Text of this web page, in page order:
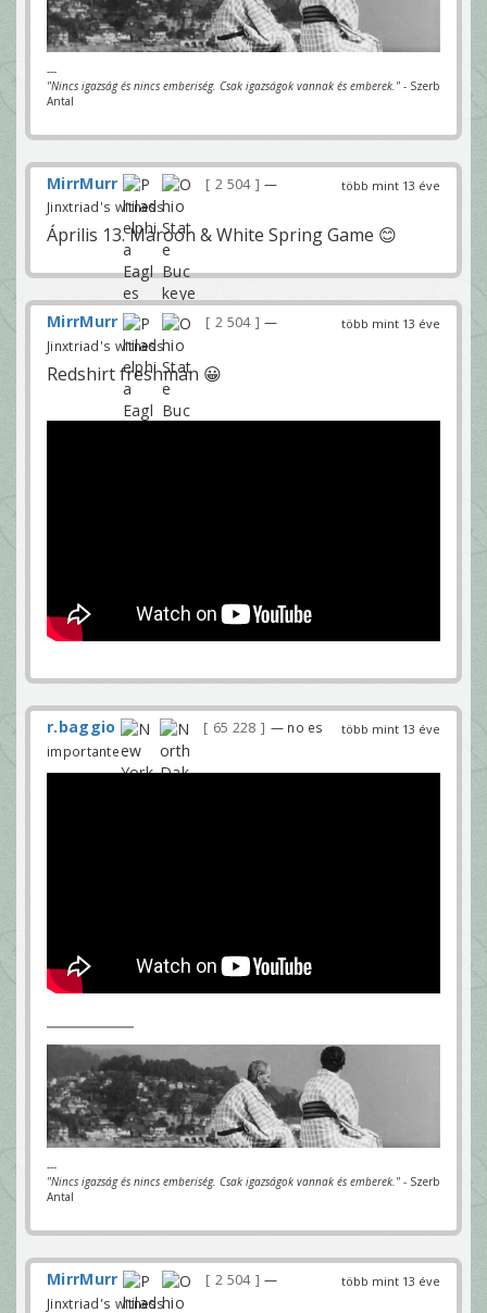
---
"Nincs igazság és nincs emberiség. Csak igazságok vannak és emberek." - Szerb
Antal
több mint 13 éve
MirrMurr 2 504
—
Jinxtriad's witness
Április 13. Maroon & White Spring Game 😊
több mint 13 éve
MirrMurr 2 504
—
Jinxtriad's witness
Redshirt freshman 😀
több mint 13 éve
r.baggio 65 228
— no es
importante
---
"Nincs igazság és nincs emberiség. Csak igazságok vannak és emberek." - Szerb
Antal
több mint 13 éve
MirrMurr 2 504
—
Jinxtriad's witness